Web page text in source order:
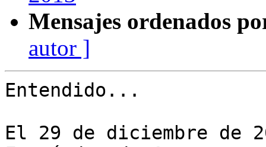
Mensajes ordenados
autor ]
Entendido...
El 29 de diciembre de